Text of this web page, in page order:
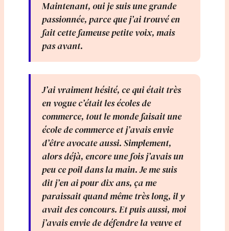
Maintenant, oui je suis une grande
passionnée, parce que j’ai trouvé en
fait cette fameuse petite voix, mais
pas avant.
J’ai vraiment hésité, ce qui était très
en vogue c’était les écoles de
commerce, tout le monde faisait une
école de commerce et j’avais envie
d’être avocate aussi. Simplement,
alors déjà, encore une fois j’avais un
peu ce poil dans la main. Je me suis
dit j’en ai pour dix ans, ça me
paraissait quand même très long, il y
avait des concours. Et puis aussi, moi
j’avais envie de défendre la veuve et